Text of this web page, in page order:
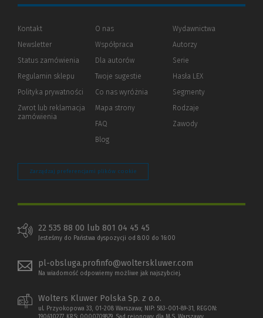
Kontakt
Newsletter
Status zamówienia
Regulamin sklepu
Polityka prywatności (Nowe
(Link
innej
Zwrot lub reklamacja
zamówienia
O nas
Współpraca
Dla autorów(Nowe
(Link
innej
strony)
Twoje sugestie
Co nas wyróżnia
Mapa strony
FAQ
Blog
Wydawnictwa
Autorzy
Serie
Hasła LEX
Segmenty
Rodzaje
Zawody
Zarządzaj preferencjami plików cookie
22 535 88 00 lub 801 04 45 45
Jesteśmy do Państwa dyspozycji od 8:00 do 16:00
pl-obsluga.profinfo@wolterskluwer.com
Na wiadomość odpowiemy możliwe jak najszybciej.
Wolters Kluwer Polska Sp. z o.o.
ul. Przyokopowa 33, 01-208 Warszawa; NIP: 583-001-89-31, REGON: